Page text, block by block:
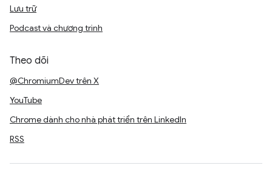
Lưu trữ
Podcast và chương trình
Theo dõi
@ChromiumDev trên X
YouTube
Chrome dành cho nhà phát triển trên LinkedIn
RSS